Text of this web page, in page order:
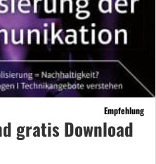
Empfehlung
gratis Download